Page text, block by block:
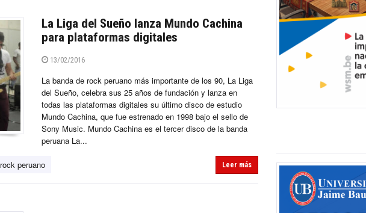
La Liga del Sueño lanza Mundo Cachina
para plataformas digitales
13/02/2016
La banda de rock peruano más importante de los 90, La Liga
del Sueño, celebra sus 25 años de fundación y lanza en
todas las plataformas digitales su último disco de estudio
Mundo Cachina, que fue estrenado en 1998 bajo el sello de
Sony Music. Mundo Cachina es el tercer disco de la banda
peruana La...
rock peruano Leer más